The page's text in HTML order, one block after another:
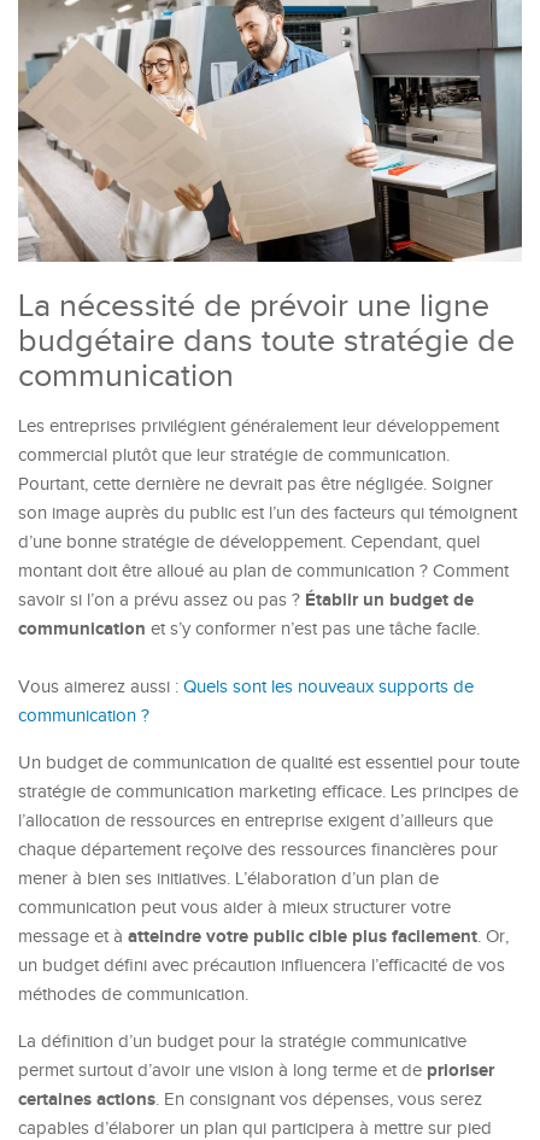
La nécessité de prévoir une ligne
budgétaire dans toute stratégie de
communication
Les entreprises privilégient généralement leur développement
commercial plutôt que leur stratégie de communication.
Pourtant, cette dernière ne devrait pas être négligée. Soigner
son image auprès du public est l’un des facteurs qui témoignent
d’une bonne stratégie de développement. Cependant, quel
montant doit être alloué au plan de communication ? Comment
savoir si l’on a prévu assez ou pas ? Établir un budget de
communication et s’y conformer n’est pas une tâche facile.
Vous aimerez aussi : Quels sont les nouveaux supports de
communication ?
Un budget de communication de qualité est essentiel pour toute
stratégie de communication marketing efficace. Les principes de
l’allocation de ressources en entreprise exigent d’ailleurs que
chaque département reçoive des ressources financières pour
mener à bien ses initiatives. L’élaboration d’un plan de
communication peut vous aider à mieux structurer votre
message et à atteindre votre public cible plus facilement. Or,
un budget défini avec précaution influencera l’efficacité de vos
méthodes de communication.
La définition d’un budget pour la stratégie communicative
permet surtout d’avoir une vision à long terme et de prioriser
certaines actions. En consignant vos dépenses, vous serez
capables d’élaborer un plan qui participera à mettre sur pied